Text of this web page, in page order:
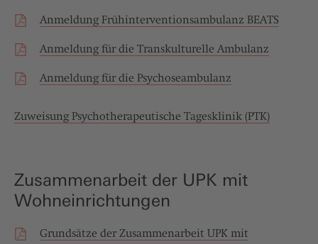
Anmeldung Frühinterventionsambulanz BEATS
Anmeldung für die Transkulturelle Ambulanz
Anmeldung für die Psychoseambulanz
Zuweisung Psychotherapeutische Tagesklinik (PTK)
Zusammenarbeit der UPK mit
Wohneinrichtungen
Grundsätze der Zusammenarbeit UPK mit